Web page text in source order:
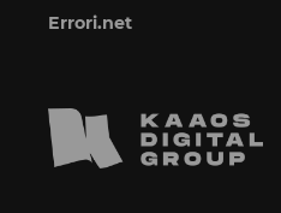
Errori.net